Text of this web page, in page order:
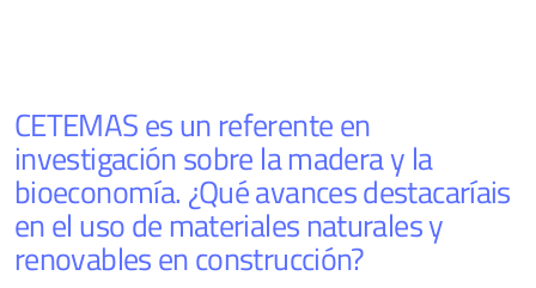
CETEMAS es un referente en
investigación sobre la madera y la
bioeconomía. ¿Qué avances destacaríais
en el uso de materiales naturales y
renovables en construcción?